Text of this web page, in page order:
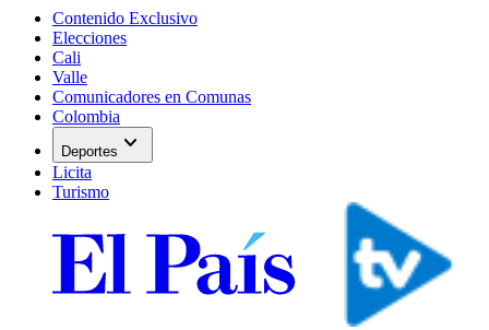
Contenido Exclusivo
Elecciones
Cali
Valle
Comunicadores en Comunas
Colombia
Deportes expand_more
Licita
Turismo